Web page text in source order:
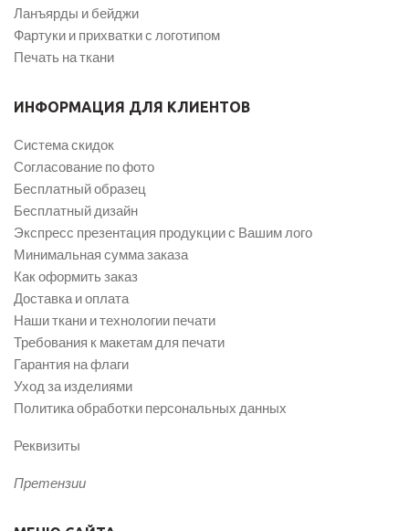
Ланъярды и бейджи
Фартуки и прихватки с логотипом
Печать на ткани
ИНФОРМАЦИЯ ДЛЯ КЛИЕНТОВ
Система скидок
Согласование по фото
Бесплатный образец
Бесплатный дизайн
Экспресс презентация продукции с Вашим лого
Минимальная сумма заказа
Как оформить заказ
Доставка и оплата
Наши ткани и технологии печати
Требования к макетам для печати
Гарантия на флаги
Уход за изделиями
Политика обработки персональных данных
Реквизиты
Претензии